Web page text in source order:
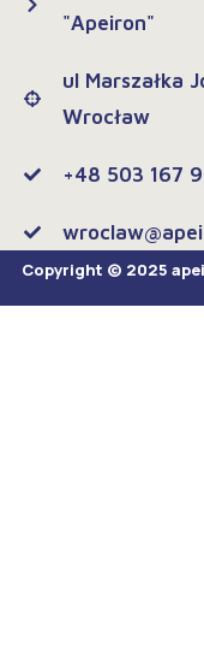
"Apeiron"
ul Marszałka
Wrocław
+48 503 167
Copyright © 2025